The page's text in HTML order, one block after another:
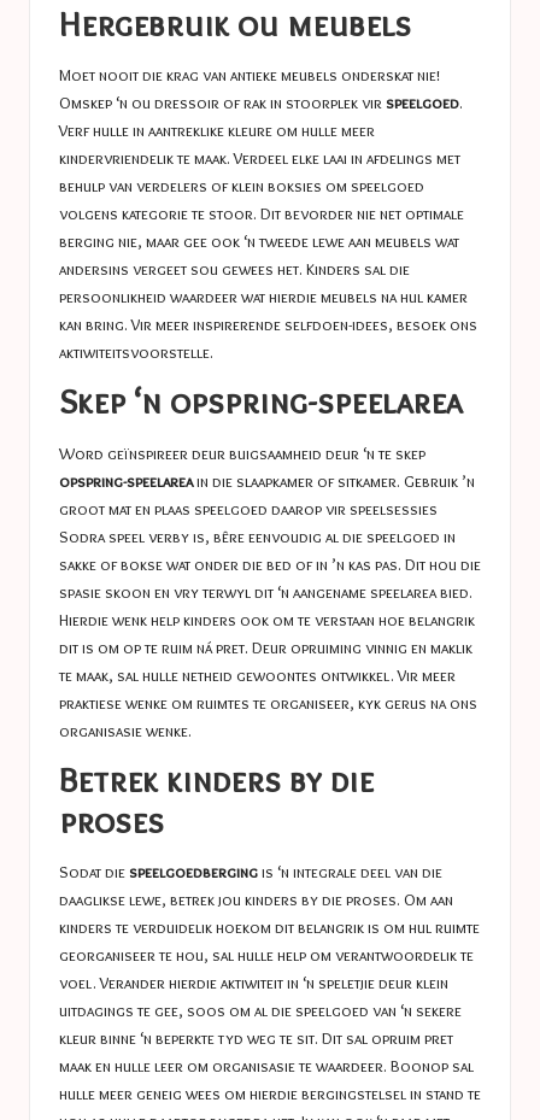
Hergebruik ou meubels
Moet nooit die krag van antieke meubels onderskat nie!
Omskep ‘n ou dressoir of rak in stoorplek vir speelgoed.
Verf hulle in aantreklike kleure om hulle meer
kindervriendelik te maak. Verdeel elke laai in afdelings met
behulp van verdelers of klein boksies om speelgoed
volgens kategorie te stoor. Dit bevorder nie net optimale
berging nie, maar gee ook ‘n tweede lewe aan meubels wat
andersins vergeet sou gewees het. Kinders sal die
persoonlikheid waardeer wat hierdie meubels na hul kamer
kan bring. Vir meer inspirerende selfdoen-idees, besoek ons
aktiwiteitsvoorstelle.
Skep ‘n opspring-speelarea
Word geïnspireer deur buigsaamheid deur ‘n te skep
opspring-speelareain die slaapkamer of sitkamer. Gebruik ’n
groot mat en plaas speelgoed daarop vir speelsessies
Sodra speel verby is, bêre eenvoudig al die speelgoed in
sakke of bokse wat onder die bed of in ’n kas pas. Dit hou die
spasie skoon en vry terwyl dit ‘n aangename speelarea bied.
Hierdie wenk help kinders ook om te verstaan ​​hoe belangrik
dit is om op te ruim ná pret. Deur opruiming vinnig en maklik
te maak, sal hulle netheid gewoontes ontwikkel. Vir meer
praktiese wenke om ruimtes te organiseer, kyk gerus na ons
organisasie wenke.
Betrek kinders by die
proses
Sodat die speelgoedbergingis ‘n integrale deel van die
daaglikse lewe, betrek jou kinders by die proses. Om aan
kinders te verduidelik hoekom dit belangrik is om hul ruimte
georganiseer te hou, sal hulle help om verantwoordelik te
voel. Verander hierdie aktiwiteit in ‘n speletjie deur klein
uitdagings te gee, soos om al die speelgoed van ‘n sekere
kleur binne ‘n beperkte tyd weg te sit. Dit sal opruim pret
maak en hulle leer om organisasie te waardeer. Boonop sal
hulle meer geneig wees om hierdie bergingstelsel in stand te